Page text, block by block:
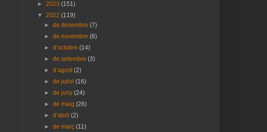
► 2023 (151)
▼ 2022 (119)
►de desembre(7)
►de novembre(6)
►d’octubre(14)
►de setembre(3)
►d’agost(2)
►de juliol(16)
►de juny(24)
►de maig(26)
►d’abril(2)
►de març(11)